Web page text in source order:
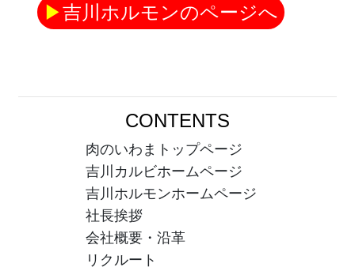
▶吉川ホルモンのページへ
CONTENTS
肉のいわまトップページ
吉川カルビホームページ
吉川ホルモンホームページ
社長挨拶
会社概要・沿革
リクルート